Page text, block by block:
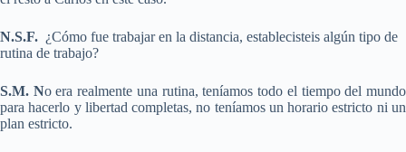
N.S.F. ¿Cómo fue trabajar en la distancia, establecisteis algún tipo de
rutina de trabajo?
S.M. No era realmente una rutina, teníamos todo el tiempo del mundo
para hacerlo y libertad completas, no teníamos un horario estricto ni un
plan estricto.